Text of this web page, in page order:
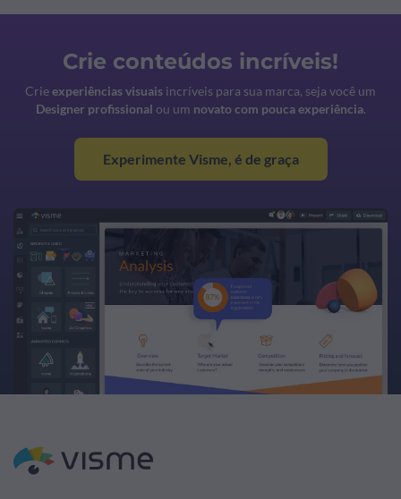
Crie conteúdos incríveis!
Crieexperiências visuais incríveis para sua marca, seja você um
Designer profissional ou um novato com pouca experiência.
Experimente Visme, é de graça